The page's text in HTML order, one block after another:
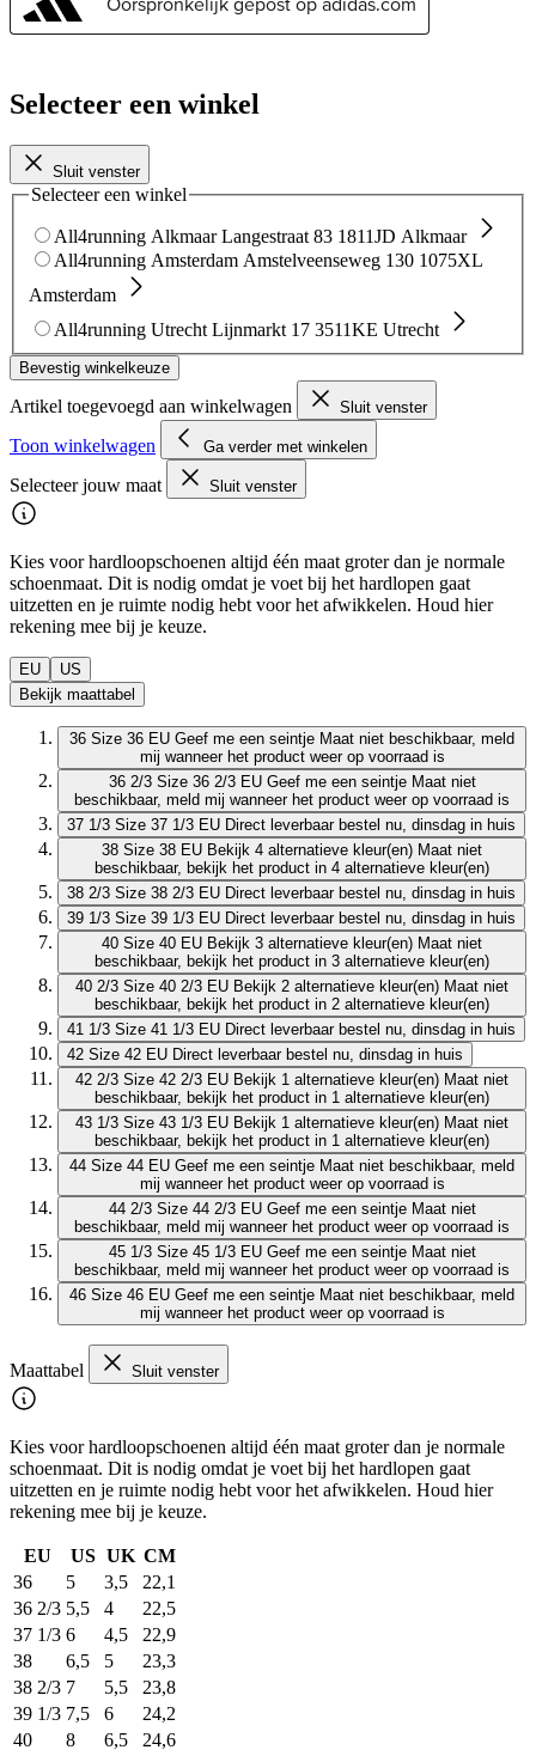
Selecteer een winkel
Sluit venster
Selecteer een winkel
All4running Alkmaar Langestraat 83 1811JD Alkmaar
All4running Amsterdam Amstelveenseweg 130 1075XL
Amsterdam
All4running Utrecht Lijnmarkt 17 3511KE Utrecht
Bevestig winkelkeuze
Artikel toegevoegd aan winkelwagen Sluit venster
Toon winkelwagen Ga verder met winkelen
Selecteer jouw maat Sluit venster
Kies voor hardloopschoenen altijd één maat groter dan je normale
schoenmaat. Dit is nodig omdat je voet bij het hardlopen gaat
uitzetten en je ruimte nodig hebt voor het afwikkelen. Houd hier
rekening mee bij je keuze.
EU
US
Bekijk maattabel
36 Size 36 EU Geef me een seintje Maat niet beschikbaar, meld
mij wanneer het product weer op voorraad is
36 2/3 Size 36 2/3 EU Geef me een seintje Maat niet
beschikbaar, meld mij wanneer het product weer op voorraad is
37 1/3 Size 37 1/3 EU Direct leverbaar bestel nu, dinsdag in huis
38 Size 38 EU Bekijk 4 alternatieve kleur(en) Maat niet
beschikbaar, bekijk het product in 4 alternatieve kleur(en)
38 2/3 Size 38 2/3 EU Direct leverbaar bestel nu, dinsdag in huis
39 1/3 Size 39 1/3 EU Direct leverbaar bestel nu, dinsdag in huis
40 Size 40 EU Bekijk 3 alternatieve kleur(en) Maat niet
beschikbaar, bekijk het product in 3 alternatieve kleur(en)
40 2/3 Size 40 2/3 EU Bekijk 2 alternatieve kleur(en) Maat niet
beschikbaar, bekijk het product in 2 alternatieve kleur(en)
41 1/3 Size 41 1/3 EU Direct leverbaar bestel nu, dinsdag in huis
42 Size 42 EU Direct leverbaar bestel nu, dinsdag in huis
42 2/3 Size 42 2/3 EU Bekijk 1 alternatieve kleur(en) Maat niet
beschikbaar, bekijk het product in 1 alternatieve kleur(en)
43 1/3 Size 43 1/3 EU Bekijk 1 alternatieve kleur(en) Maat niet
beschikbaar, bekijk het product in 1 alternatieve kleur(en)
44 Size 44 EU Geef me een seintje Maat niet beschikbaar, meld
mij wanneer het product weer op voorraad is
44 2/3 Size 44 2/3 EU Geef me een seintje Maat niet
beschikbaar, meld mij wanneer het product weer op voorraad is
45 1/3 Size 45 1/3 EU Geef me een seintje Maat niet
beschikbaar, meld mij wanneer het product weer op voorraad is
46 Size 46 EU Geef me een seintje Maat niet beschikbaar, meld
mij wanneer het product weer op voorraad is
Maattabel Sluit venster
Kies voor hardloopschoenen altijd één maat groter dan je normale
schoenmaat. Dit is nodig omdat je voet bij het hardlopen gaat
uitzetten en je ruimte nodig hebt voor het afwikkelen. Houd hier
rekening mee bij je keuze.
EU US UK CM
36
5 3,5
22,1
36 2/3 5,5 4
22,5
37 1/3 6 4,5
22,9
38
6,5 5
23,3
38 2/3 7 5,5
23,8
39 1/3 7,5 6
24,2
40
8 6,5 24,6